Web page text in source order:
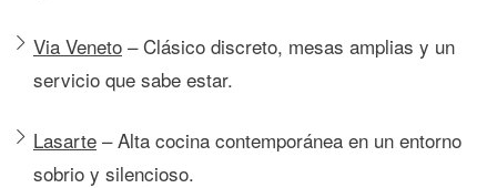
Via Veneto – Clásico discreto, mesas amplias y un
servicio que sabe estar.
Lasarte – Alta cocina contemporánea en un entorno
sobrio y silencioso.